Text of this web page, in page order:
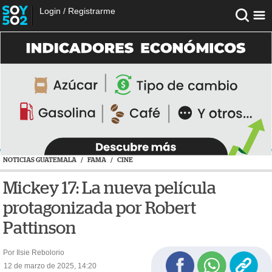
Login / Registrarme
NOTICIAS GUATEMALA / FAMA / CINE
Mickey 17: La nueva película
protagonizada por Robert
Pattinson
Por Ilsie Rebolorio
12 de marzo de 2025, 14:20